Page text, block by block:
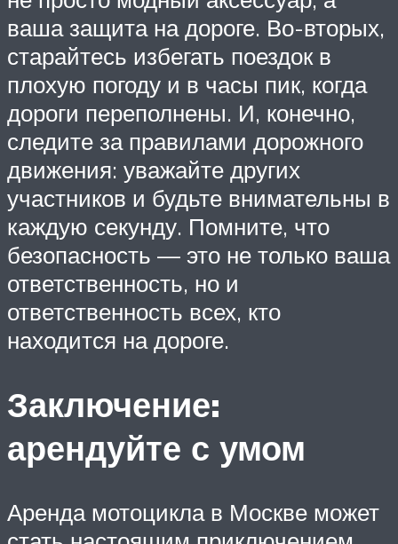
ваша защита на дороге. Во-вторых,
старайтесь избегать поездок в
плохую погоду и в часы пик, когда
дороги переполнены. И, конечно,
следите за правилами дорожного
движения: уважайте других
участников и будьте внимательны в
каждую секунду. Помните, что
безопасность — это не только ваша
ответственность, но и
ответственность всех, кто
находится на дороге.
Заключение:
арендуйте с умом
Аренда мотоцикла в Москве может